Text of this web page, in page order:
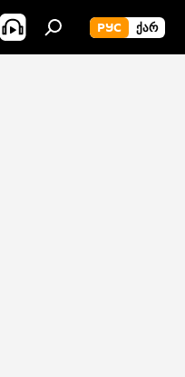
РУС ᲥᲐᲠ